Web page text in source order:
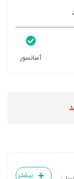
آسانسور
بیشتر